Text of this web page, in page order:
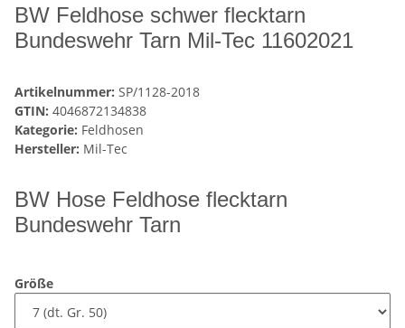
BW Feldhose schwer flecktarn
Bundeswehr Tarn Mil-Tec 11602021
Artikelnummer: SP/1128-2018
GTIN: 4046872134838
Kategorie: Feldhosen
Hersteller: Mil-Tec
BW Hose Feldhose flecktarn
Bundeswehr Tarn
Größe